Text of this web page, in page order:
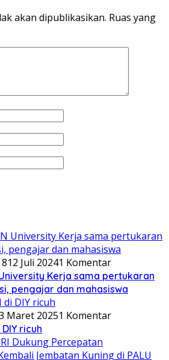
akan dipublikasikan. Ruas yang
12 Juli 20241 Komentar
University Kerja sama pertukaran
pengajar dan mahasiswa
Maret 20251 Komentar
ricuh